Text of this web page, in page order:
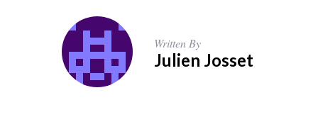
Written By
Julien Josset